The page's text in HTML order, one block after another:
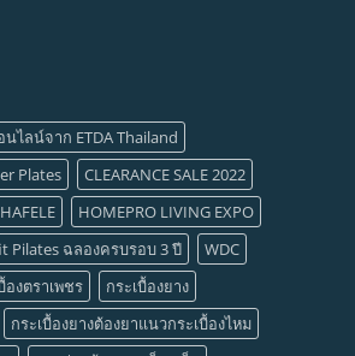
ไลน์จาก ETDA Thailand
Plates
CLEARANCE SALE 2022
HAFELE
HOMEPRO LIVING EXPO
Pilates ฉลองครบรอบ 3 ปี
WDC
องตราเพชร
กระเบื้องยาง
กระเบื้องยางต้องยาแนวกระเบื้องไหม